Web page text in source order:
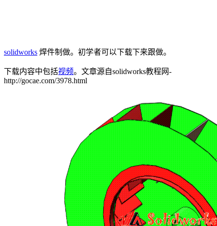
solidworks 焊件制做。初学者可以下载下来跟做。
下载内容中包括视频。 文章源自solidworks教程网-
http://gocae.com/3978.html